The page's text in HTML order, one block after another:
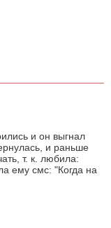
и он выгнал
и раньше
т. к. любила:
ему смс: "Когда на